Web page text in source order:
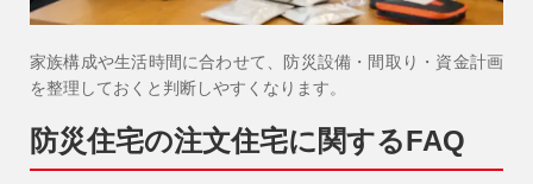
家族構成や生活時間に合わせて、防災設備・間取り・資金計画
を整理しておくと判断しやすくなります。
防災住宅の注文住宅に関するFAQ